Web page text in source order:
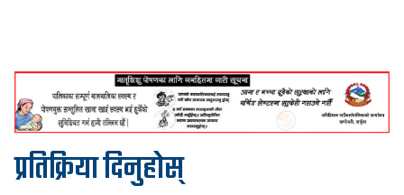
प्रतिक्रिया दिनुहोस्